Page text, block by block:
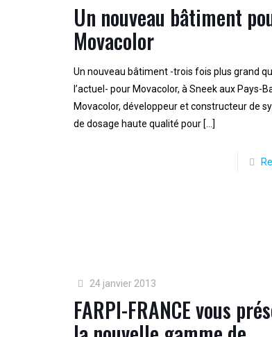
Un nouveau bâtiment
Movacolor
Un nouveau bâtiment -trois fois plus grand
l’actuel- pour Movacolor, à Sneek aux Pays-
Movacolor, développeur et constructeur de
de dosage haute qualité pour […]
24 janvier 2013
FARPI-FRANCE vous